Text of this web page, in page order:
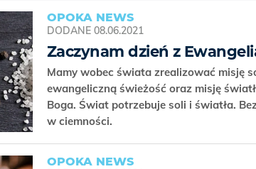
OPOKA NEWS
DODANE 08.06.2021
Zaczynam dzień z
Mamy wobec świata zrealizować misję
ewangeliczną świeżość oraz misję
Boga. Świat potrzebuje soli i światła.
w ciemności.
OPOKA NEWS